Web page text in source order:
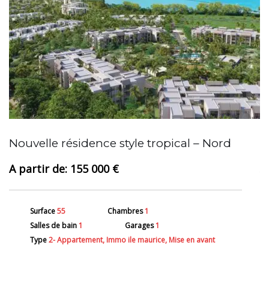
Nouvelle résidence style tropical – Nord
155 000 €
Surface55 Chambres1
Salles de bain1 Garages1
Type2- Appartement, Immo ile maurice, Mise en avant